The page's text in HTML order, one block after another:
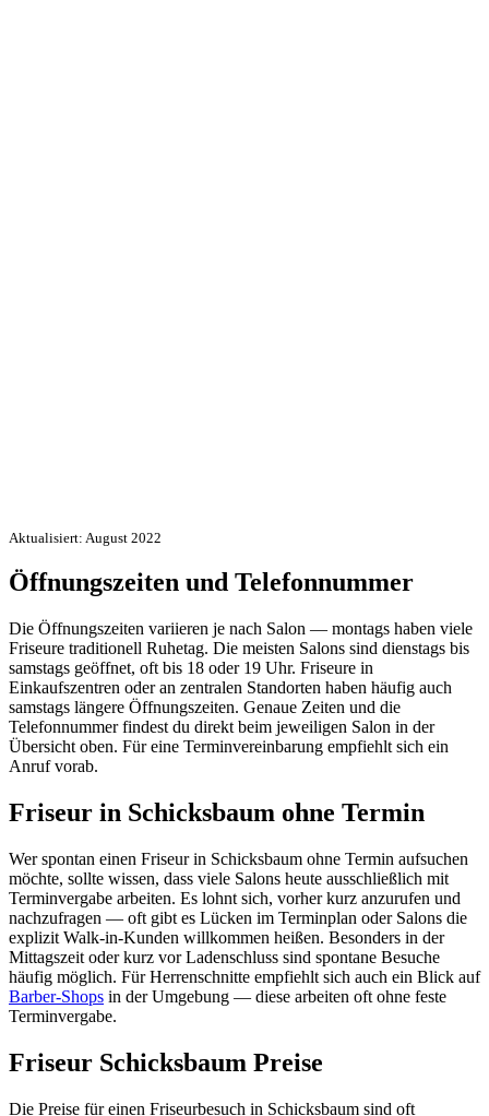
Aktualisiert: August 2022
Öffnungszeiten und Telefonnummer
Die Öffnungszeiten variieren je nach Salon — montags haben viele
Friseure traditionell Ruhetag. Die meisten Salons sind dienstags bis
samstags geöffnet, oft bis 18 oder 19 Uhr. Friseure in
Einkaufszentren oder an zentralen Standorten haben häufig auch
samstags längere Öffnungszeiten. Genaue Zeiten und die
Telefonnummer findest du direkt beim jeweiligen Salon in der
Übersicht oben. Für eine Terminvereinbarung empfiehlt sich ein
Anruf vorab.
Friseur in Schicksbaum ohne Termin
Wer spontan einen Friseur in Schicksbaum ohne Termin aufsuchen
möchte, sollte wissen, dass viele Salons heute ausschließlich mit
Terminvergabe arbeiten. Es lohnt sich, vorher kurz anzurufen und
nachzufragen — oft gibt es Lücken im Terminplan oder Salons die
explizit Walk-in-Kunden willkommen heißen. Besonders in der
Mittagszeit oder kurz vor Ladenschluss sind spontane Besuche
häufig möglich. Für Herrenschnitte empfiehlt sich auch ein Blick auf
Barber-Shops in der Umgebung — diese arbeiten oft ohne feste
Terminvergabe.
Friseur Schicksbaum Preise
Die Preise für einen Friseurbesuch in Schicksbaum sind oft